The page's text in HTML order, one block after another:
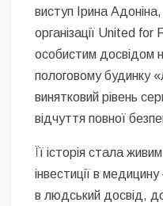
виступ Ірина
організації United
особистим досвідом
пологовому будинку
винятковий рівень
відчуття повної
Її історія стала
інвестиції в
в людський досвід,